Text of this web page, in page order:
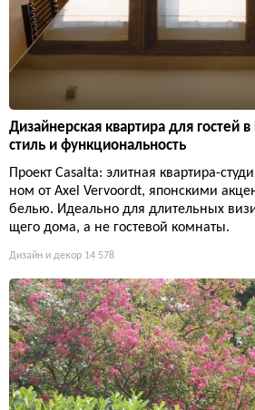
Дизайнерская квартира для гостей
стиль и функциональность
Проект Casalta: элитная квартира-
ном от Axel Vervoordt, японскими
белью. Идеально для длительных
щего дома, а не гостевой комнаты.
Дизайн и декор 14 578